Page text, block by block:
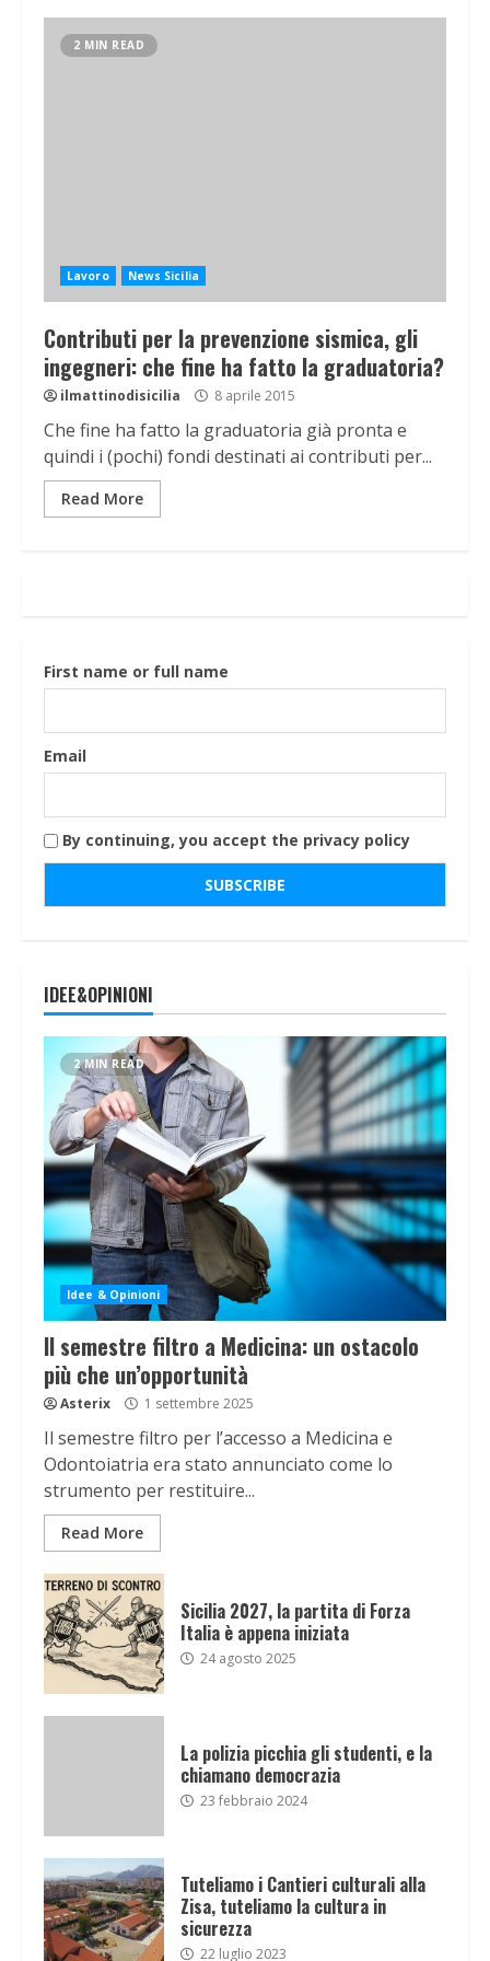
2 MIN READ
Lavoro News Sicilia
Contributi per la prevenzione sismica, gli
ingegneri: che fine ha fatto la graduatoria?
ilmattinodisicilia 8 aprile 2015
Che fine ha fatto la graduatoria già pronta e
quindi i (pochi) fondi destinati ai contributi per...
Read More
First name or full name
Email
By continuing, you accept the privacy policy
IDEE&OPINIONI
2 MIN READ
Idee & Opinioni
Il semestre filtro a Medicina: un ostacolo
più che un’opportunità
Asterix 1 settembre 2025
Il semestre filtro per l’accesso a Medicina e
Odontoiatria era stato annunciato come lo
strumento per restituire...
Read More
Sicilia 2027, la partita di Forza
Italia è appena iniziata
24 agosto 2025
La polizia picchia gli studenti, e la
chiamano democrazia
23 febbraio 2024
Tuteliamo i Cantieri culturali alla
Zisa, tuteliamo la cultura in
sicurezza
22 luglio 2023